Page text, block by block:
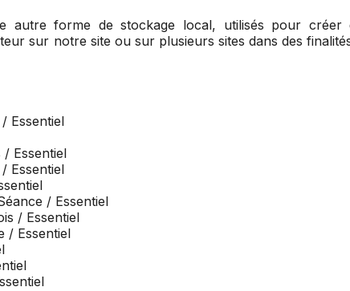
autre forme de stockage local, utilisés pour créer
sur notre site ou sur plusieurs sites dans des
Essentiel
Essentiel
Essentiel
/ Essentiel
/ Essentiel
/ Essentiel